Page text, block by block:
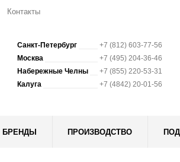
Контакты
Санкт-Петербург
+7 (812) 603-77-56
Москва
+7 (495) 204-36-46
Набережные Челны
+7 (855) 220-53-31
Калуга
+7 (4842) 20-01-56
БРЕНДЫ ПРОИЗВОДСТВО